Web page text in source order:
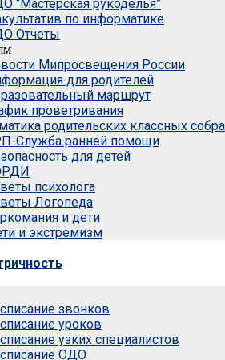
“Мастерская рукоделья”
по информатике
Отчеты
Мипросвещения России
для родителей
маршрут
проветривания
родительских классных
Служба ранней помощи
для детей
психолога
Логопеда
и дети
и экстремизм
звонков
уроков
узких специалистов
ОДО